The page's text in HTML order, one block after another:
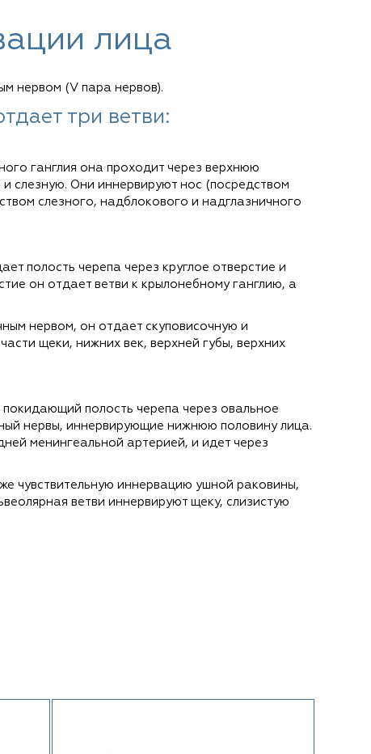
лица
нервом (V пара нервов).
три ветви:
ганглия она проходит через верхнюю
слезную. Они иннервируют нос (посредством
слезного, надблокового и надглазничного
полость черепа через круглое отверстие и
он отдает ветви к крылонебному ганглию, а
нервом, он отдает скуповисочную и
щеки, нижних век, верхней губы, верхних
полость черепа через овальное
нервы, иннервирующие нижнюю половину лица.
менингеальной артерией, и идет через
чувствительную иннервацию ушной раковины,
ветви иннервируют щеку, слизистую